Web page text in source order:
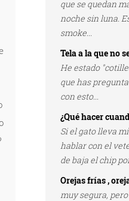
que se quedan
noche sin luna.
smoke...
Tela a la que no
He estado
que has
con esto...
¿Qué hacer
Si el gato lleva
hablar con el
de baja el chip
Orejas frías ,
muy segura,